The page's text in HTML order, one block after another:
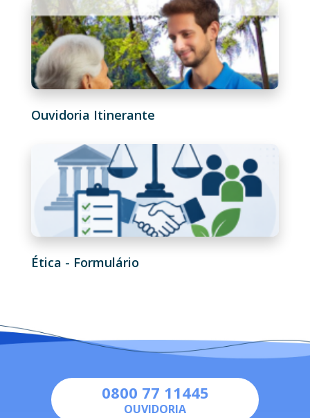
Ouvidoria Itinerante
Ética - Formulário
0800 77 11445
OUVIDORIA